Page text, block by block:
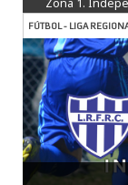
Zona 1.
FÚTBOL - LIGA